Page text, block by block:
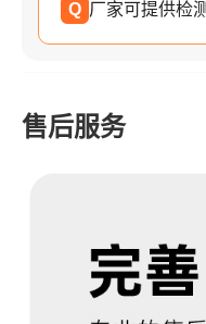
Q 厂家可提供检
售后服务